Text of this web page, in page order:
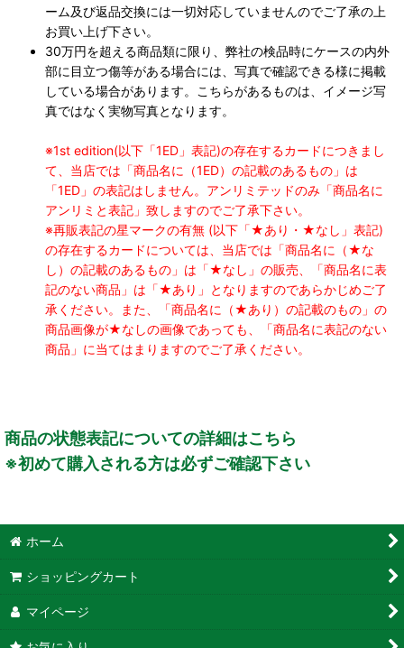
ーム及び返品交換には一切対応していませんのでご了承の上
お買い上げ下さい。
30万円を超える商品類に限り、弊社の検品時にケースの内外
部に目立つ傷等がある場合には、写真で確認できる様に掲載
している場合があります。こちらがあるものは、イメージ写
真ではなく実物写真となります。
※1st edition(以下「1ED」表記)の存在するカードにつきまし
て、当店では「商品名に（1ED）の記載のあるもの」は
「1ED」の表記はしません。アンリミテッドのみ「商品名に
アンリミと表記」致しますのでご了承下さい。
※再販表記の星マークの有無 (以下「★あり・★なし」表記)
の存在するカードについては、当店では「商品名に（★な
し）の記載のあるもの」は「★なし」の販売、「商品名に表
記のない商品」は「★あり」となりますのであらかじめご了
承ください。また、「商品名に（★あり）の記載のもの」の
商品画像が★なしの画像であっても、「商品名に表記のない
商品」に当てはまりますのでご了承ください。
商品の状態表記についての詳細はこちら
※初めて購入される方は必ずご確認下さい
ホーム
ショッピングカート
マイページ